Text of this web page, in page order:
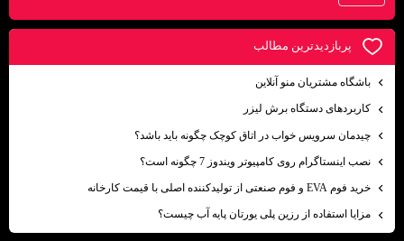
پربازديدترين مطالب
باشگاه مشتریان منو آنلاین
کاربردهای دستگاه برش لیزر
چیدمان سرویس خواب در اتاق کوچک چگونه باید باشد؟
نصب اینستاگرام روی کامپیوتر ویندوز 7 چگونه است؟
خرید فوم EVA و فوم صنعتی از تولیدکننده اصلی با قیمت کارخانه
مزایا استفاده از رزین پلی یورتان پایه آب چیست؟